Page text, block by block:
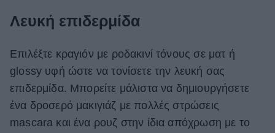
Λευκή επιδερμίδα
Επιλέξτε κραγιόν με ροδακινί τόνους σε ματ ή
glossy υφή ώστε να τονίσετε την λευκή σας
επιδερμίδα. Μπορείτε μάλιστα να δημιουργήσετε
ένα δροσερό μακιγιάζ με πολλές στρώσεις
mascara και ένα ρουζ στην ίδια απόχρωση με το